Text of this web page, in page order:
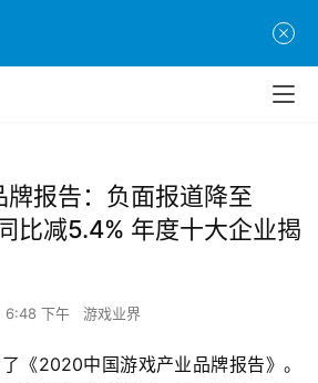
牌报告：负面报道降至
比减5.4% 年度十大企业揭
6:48 下午 游戏业界
《2020中国游戏产业品牌报告》。